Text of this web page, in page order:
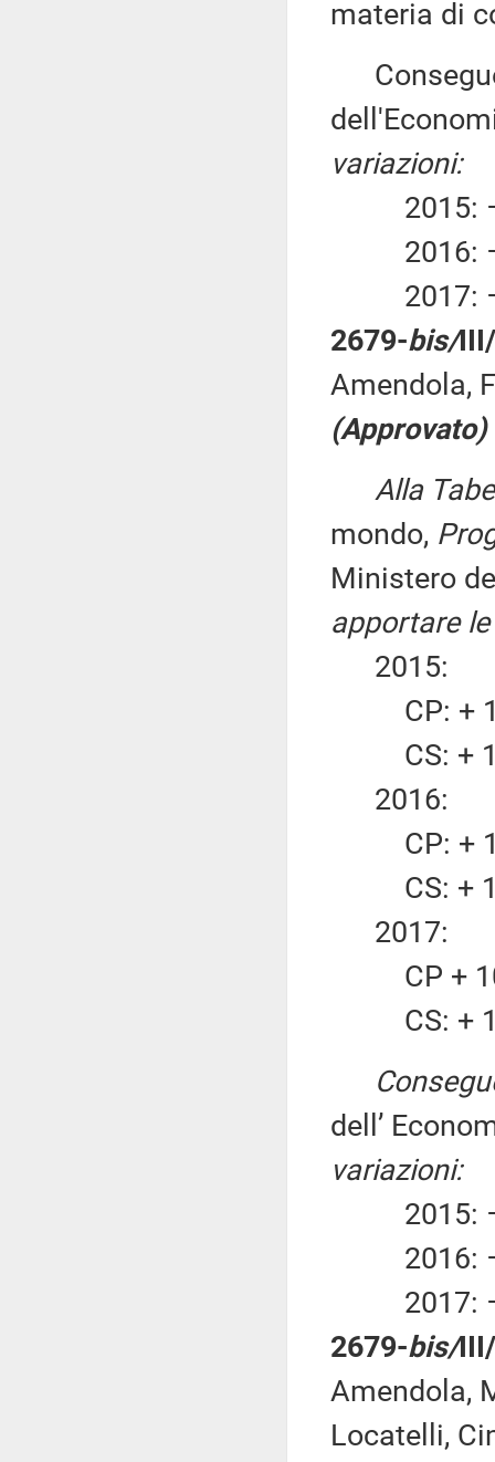
materia di
variazioni:
2015: –
2016: –
2017: –
2679-bis/
Amendola,
(Approvato)
Alla
mondo,
Ministero
apportare
2015:
CP: +
CS: +
2016:
CP: +
CS: +
2017:
CP +
CS: +
dell’
variazioni:
2015: –
2016: –
2017: –
2679-bis/
Amendola,
Locatelli,